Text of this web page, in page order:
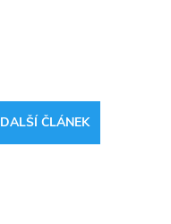
DALŠÍ ČLÁNEK